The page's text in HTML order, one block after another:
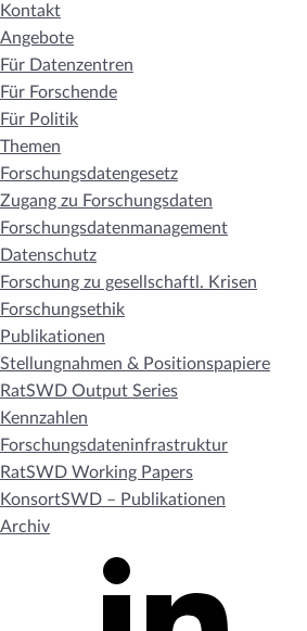
Kontakt
Angebote
Für Datenzentren
Für Forschende
Für Politik
Themen
Forschungsdatengesetz
Zugang zu Forschungsdaten
Forschungsdatenmanagement
Datenschutz
Forschung zu gesellschaftl. Krisen
Forschungsethik
Publikationen
Stellungnahmen & Positionspapiere
RatSWD Output Series
Kennzahlen
Forschungsdateninfrastruktur
RatSWD Working Papers
KonsortSWD – Publikationen
Archiv